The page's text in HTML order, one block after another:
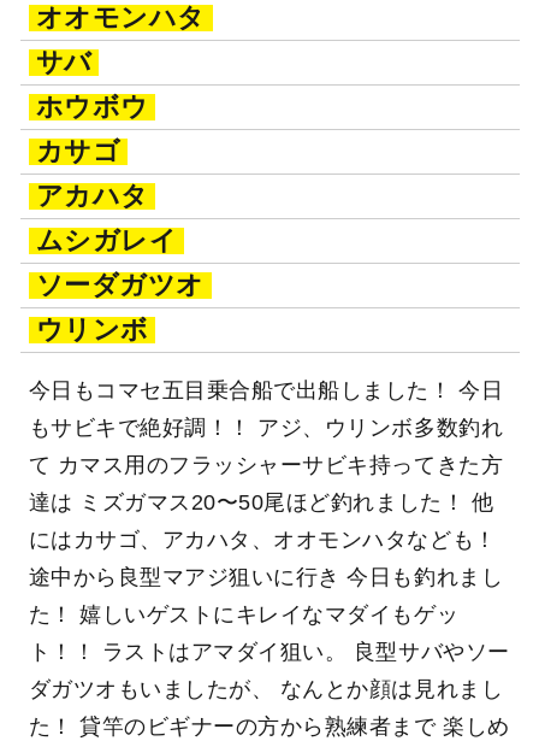
オオモンハタ
サバ
ホウボウ
カサゴ
アカハタ
ムシガレイ
ソーダガツオ
ウリンボ
今日もコマセ五目乗合船で出船しました！ 今日
もサビキで絶好調！！ アジ、ウリンボ多数釣れ
て カマス用のフラッシャーサビキ持ってきた方
達は ミズガマス20〜50尾ほど釣れました！ 他
にはカサゴ、アカハタ、オオモンハタなども！
途中から良型マアジ狙いに行き 今日も釣れまし
た！ 嬉しいゲストにキレイなマダイもゲッ
ト！！ ラストはアマダイ狙い。 良型サバやソー
ダガツオもいましたが、 なんとか顔は見れまし
た！ 貸竿のビギナーの方から熟練者まで 楽しめ